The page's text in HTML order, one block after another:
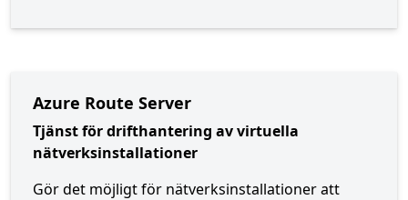
Azure Route Server
Tjänst för drifthantering av virtuella
nätverksinstallationer
Gör det möjligt för nätverksinstallationer att